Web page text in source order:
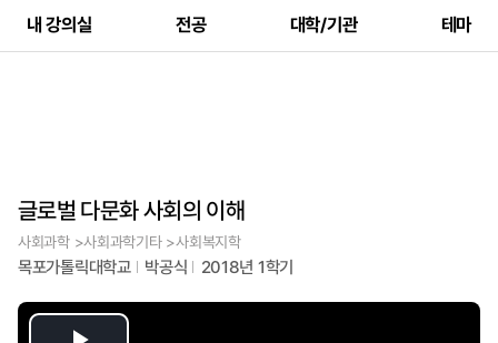
내 강의실 전공 대학/기관 테마
글로벌 다문화 사회의 이해
사회과학 >사회과학기타 >사회복지학
목포가톨릭대학교 박공식 2018년 1학기